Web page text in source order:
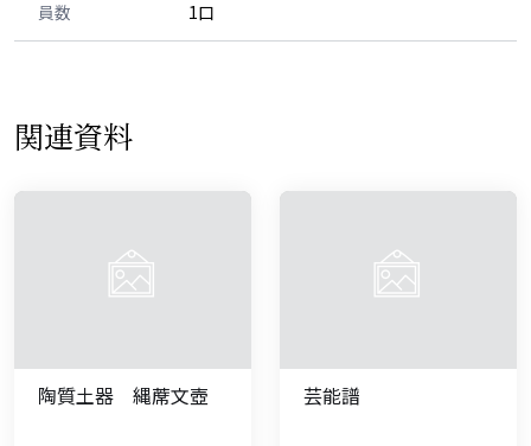
員数 1口
関連資料
陶質土器 縄蓆文壺 芸能譜